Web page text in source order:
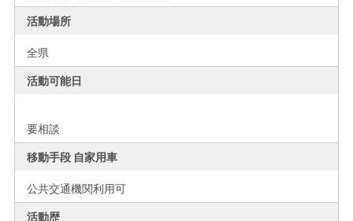
活動場所
全県
活動可能日
要相談
移動手段 自家用車
公共交通機関利用可
活動歴